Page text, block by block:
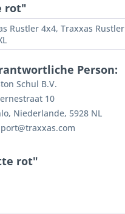
rot"
Rustler 4x4, Traxxas Rustler
Person:
Schul B.V.
10
Niederlande, 5928 NL
rot"